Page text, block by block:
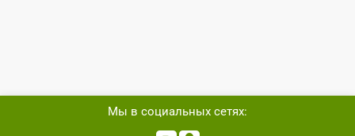
Мы в социальных сетях: